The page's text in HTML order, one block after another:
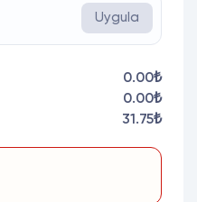
Uygula
0.00₺
0.00₺
31.75₺